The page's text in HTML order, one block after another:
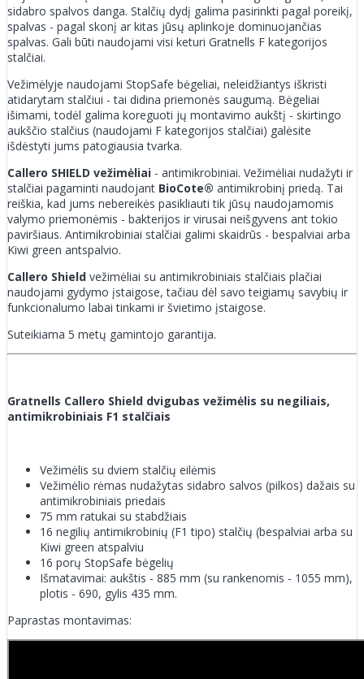
sidabro spalvos danga. Stalčių dydį galima pasirinkti pagal poreikį,
spalvas - pagal skonį ar kitas jūsų aplinkoje dominuojančias
spalvas. Gali būti naudojami visi keturi Gratnells F kategorijos
stalčiai.
Vežimėlyje naudojami StopSafe bėgeliai, neleidžiantys iškristi
atidarytam stalčiui - tai didina priemonės saugumą. Bėgeliai
išimami, todėl galima koreguoti jų montavimo aukštį - skirtingo
aukščio stalčius (naudojami F kategorijos stalčiai) galėsite
išdėstyti jums patogiausia tvarka.
Callero SHIELD vežimėliai - antimikrobiniai. Vežimėliai nudažyti ir
stalčiai pagaminti naudojant BioCote® antimikrobinį priedą. Tai
reiškia, kad jums nebereikės pasikliauti tik jūsų naudojamomis
valymo priemonėmis - bakterijos ir virusai neišgyvens ant tokio
paviršiaus. Antimikrobiniai stalčiai galimi skaidrūs - bespalviai arba
Kiwi green antspalvio.
Callero Shield vežimėliai su antimikrobiniais stalčiais plačiai
naudojami gydymo įstaigose, tačiau dėl savo teigiamų savybių ir
funkcionalumo labai tinkami ir švietimo įstaigose.
Suteikiama 5 metų gamintojo garantija.
Gratnells Callero Shield dvigubas vežimėlis su negiliais,
antimikrobiniais F1 stalčiais
Vežimėlis su dviem stalčių eilėmis
Vežimėlio rėmas nudažytas sidabro salvos (pilkos) dažais su
antimikrobiniais priedais
75 mm ratukai su stabdžiais
16 negilių antimikrobinių (F1 tipo) stalčių (bespalviai arba su
Kiwi green atspalviu
16 porų StopSafe bėgelių
Išmatavimai: aukštis - 885 mm (su rankenomis - 1055 mm),
plotis - 690, gylis 435 mm.
Paprastas montavimas: